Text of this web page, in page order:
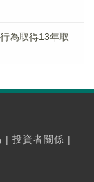
為取得13年取
| 投資者關係 |